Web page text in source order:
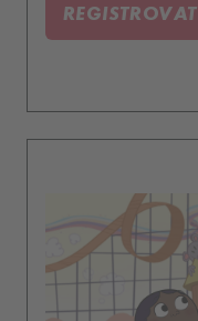
REGISTROVAT